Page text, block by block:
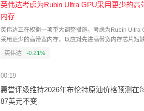
英伟达考虑为Rubin Ultra GPU采用更少的高
内存
英伟达正在权衡一项重大调整措施，考虑为Rubin Ultra
采用更少的高带宽内存，以应对先进高带宽内存芯片短
题。（财联社）
英伟达 -0.21%
00:19
惠誉评级维持2026年布伦特原油价格预测在
87美元不变